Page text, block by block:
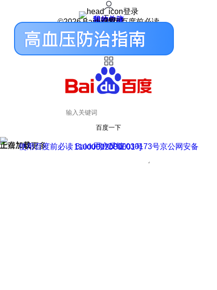
登录
我的关注
我的收藏
皮肤中心
用户反馈
设置
©2026 Baidu 使用百度前必读
百度一下
正在加载
上滑加载更多 用户反馈
使用百度前必读 Baidu 京ICP证030173号
京公网安备11000002000001号